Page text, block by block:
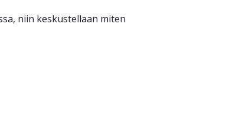
niin keskustellaan miten